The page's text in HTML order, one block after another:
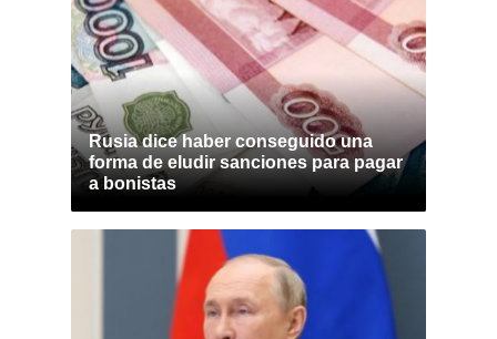
Rusia dice haber conseguido una
forma de eludir sanciones para pagar
a bonistas